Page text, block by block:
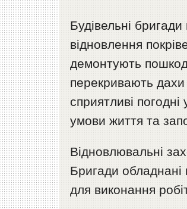
Будівельні
відновлення
демонтують
перекривають
сприятливі
умови життя та
Відновлювальні
Бригади обладнані
для виконання